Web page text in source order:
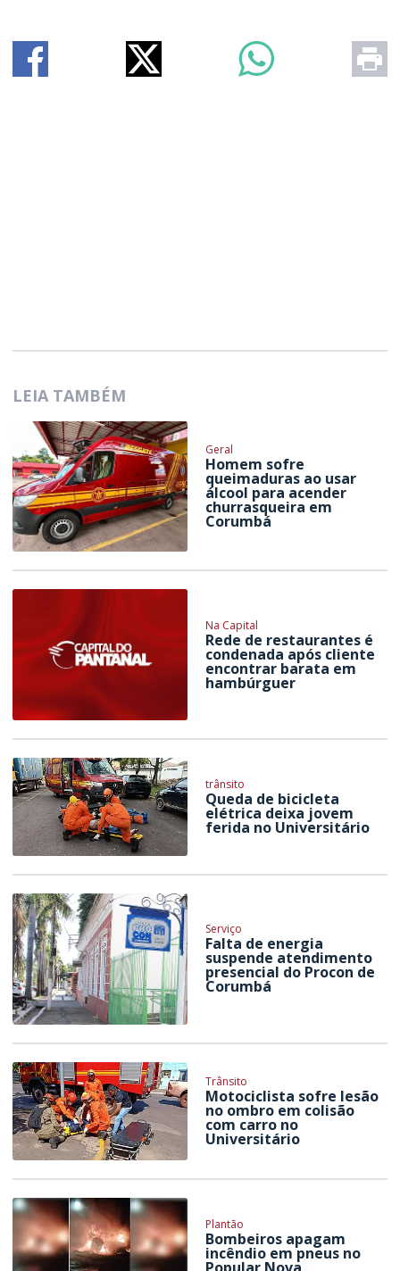
LEIA TAMBÉM
Geral
Homem sofre
queimaduras ao usar
álcool para acender
churrasqueira em
Corumbá
Na Capital
Rede de restaurantes é
condenada após cliente
encontrar barata em
hambúrguer
trânsito
Queda de bicicleta
elétrica deixa jovem
ferida no Universitário
Serviço
Falta de energia
suspende atendimento
presencial do Procon de
Corumbá
Trânsito
Motociclista sofre lesão
no ombro em colisão
com carro no
Universitário
Plantão
Bombeiros apagam
incêndio em pneus no